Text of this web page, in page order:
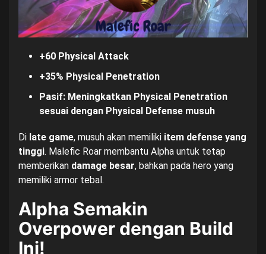
+60 Physical Attack
+35% Physical Penetration
Pasif: Meningkatkan Physical Penetration
sesuai dengan Physical Defense musuh
Di late game, musuh akan memiliki item defense yang
tinggi. Malefic Roar membantu Alpha untuk tetap
memberikan damage besar, bahkan pada hero yang
memiliki armor tebal.
Alpha Semakin
Overpower dengan Build
Ini!